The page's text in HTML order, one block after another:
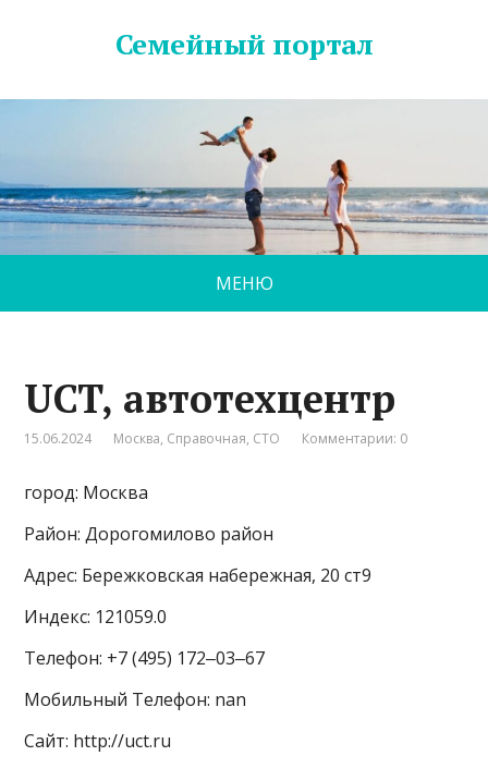
Семейный портал
МЕНЮ
UCT, автотехцентр
15.06.2024 Москва, Справочная, СТО Комментарии: 0
город: Москва
Район: Дорогомилово район
Адрес: Бережковская набережная, 20 ст9
Индекс: 121059.0
Телефон: +7 (495) 172‒03‒67
Мобильный Телефон: nan
Сайт: http://uct.ru